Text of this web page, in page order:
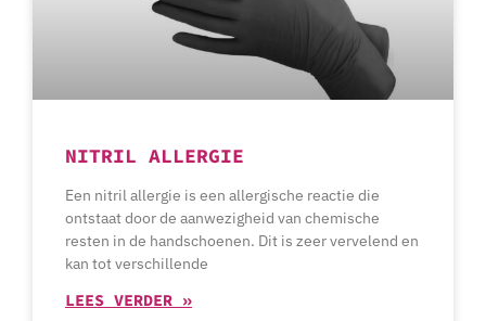
NITRIL ALLERGIE
Een nitril allergie is een allergische reactie die
ontstaat door de aanwezigheid van chemische
resten in de handschoenen. Dit is zeer vervelend en
kan tot verschillende
LEES VERDER »